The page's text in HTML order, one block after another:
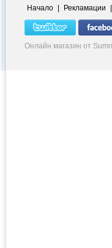
Начало | Рекламации |
Онлайн магазин от